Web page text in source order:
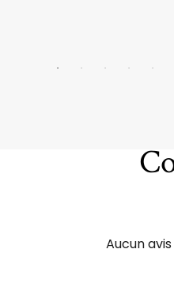
Aucun